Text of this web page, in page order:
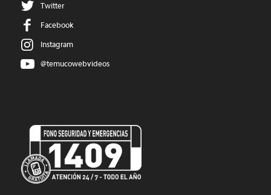
Twitter
Facebook
Instagram
@temucowebvideos